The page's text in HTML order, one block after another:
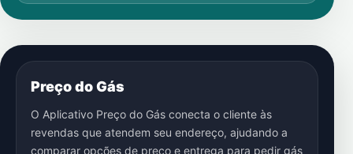
Preço do Gás
O Aplicativo Preço do Gás conecta o cliente às
revendas que atendem seu endereço, ajudando a
comparar opções de preço e entrega para pedir gás